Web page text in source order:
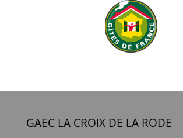
GAEC LA CROIX DE LA RODE